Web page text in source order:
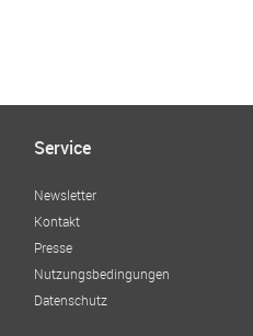
Service
Newsletter
Kontakt
Presse
Nutzungsbedingungen
Datenschutz